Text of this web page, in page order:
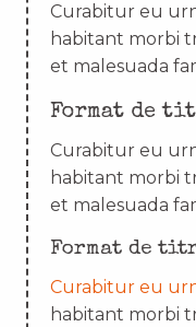
Curabitur eu
habitant morbi
et malesuada
Format de
Curabitur eu
habitant morbi
et malesuada
Format de
Curabitur eu
habitant morbi